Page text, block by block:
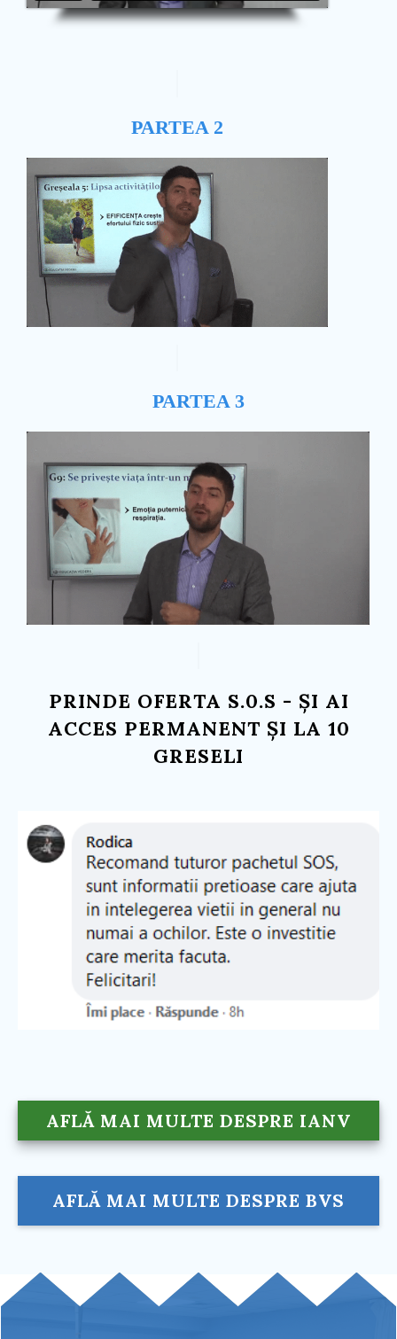
PARTEA 2
PARTEA 3
PRINDE OFERTA S.0.S - ȘI AI
ACCES PERMANENT ȘI LA 10
GRESELI
AFLĂ MAI MULTE DESPRE IANV
AFLĂ MAI MULTE DESPRE BVS